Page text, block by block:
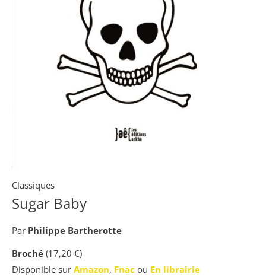
Classiques
Sugar Baby
Par Philippe Bartherotte
Broché (17,20 €)
Disponible sur Amazon, Fnac ou En librairie